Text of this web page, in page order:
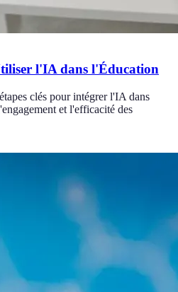
l'IA dans l'Éducation
clés pour intégrer l'IA dans
et l'efficacité des